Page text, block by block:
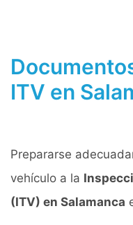
ITV en
Prepararse
vehículo a la
(ITV) en Salamanca